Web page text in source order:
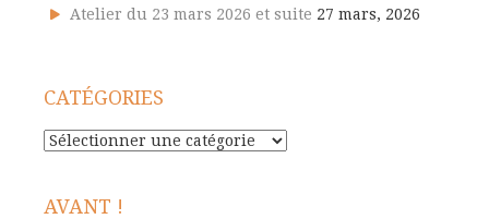
Atelier du 23 mars 2026 et suite 27 mars, 2026
CATÉGORIES
Catégories
AVANT !